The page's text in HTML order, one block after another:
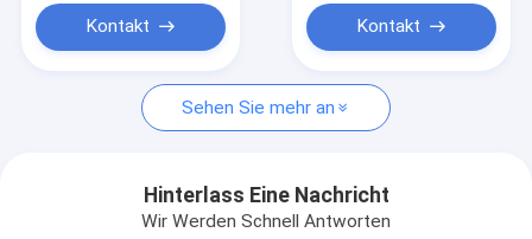
Benutztes Triebwerk vollst.
Benutzte Motorblöcke
Zweite Handkurbelwelle
Kontakt Kontakt
Sehen Sie mehr an
Hinterlass Eine Nachricht
Wir Werden Schnell Antworten